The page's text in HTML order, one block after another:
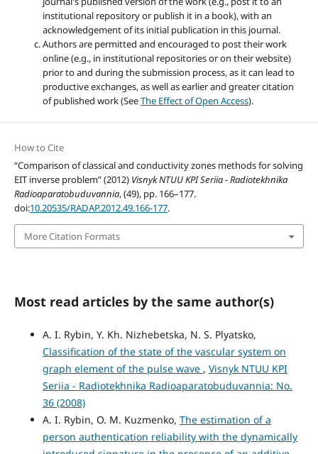
institutional repository or publish it in a book), with an
acknowledgement of its initial publication in this journal.
Authors are permitted and encouraged to post their work
online (e.g., in institutional repositories or on their website)
prior to and during the submission process, as it can lead to
productive exchanges, as well as earlier and greater citation
of published work (SeeThe Effect of Open Access).
How to Cite
“Comparison of classical and conductivity zones methods for solving
EIT inverse problem” (2012) Visnyk NTUU KPI Seriia - Radiotekhnika
Radioaparatobuduvannia, (49), pp. 166–177.
doi:10.20535/RADAP.2012.49.166-177.
More Citation Formats
Most read articles by the same author(s)
A. I. Rybin, Y. Kh. Nizhebetska, N. S. Plyatsko,
Classification of the state of the vascular system on
graph element of the pulse wave , Visnyk NTUU KPI
Seriia - Radiotekhnika Radioaparatobuduvannia: No.
36 (2008)
A. I. Rybin, O. M. Kuzmenko, The estimation of a
person authentication reliability with the dynamically